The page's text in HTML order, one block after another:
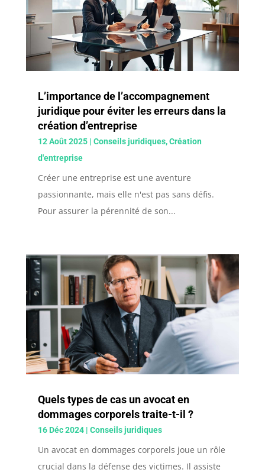
L’importance de l’accompagnement
juridique pour éviter les erreurs dans la
création d’entreprise
12 Août 2025| Conseils juridiques,Création
d'entreprise
Créer une entreprise est une aventure
passionnante, mais elle n'est pas sans défis.
Pour assurer la pérennité de son...
Quels types de cas un avocat en
dommages corporels traite-t-il ?
16 Déc 2024| Conseils juridiques
Un avocat en dommages corporels joue un rôle
crucial dans la défense des victimes. Il assiste